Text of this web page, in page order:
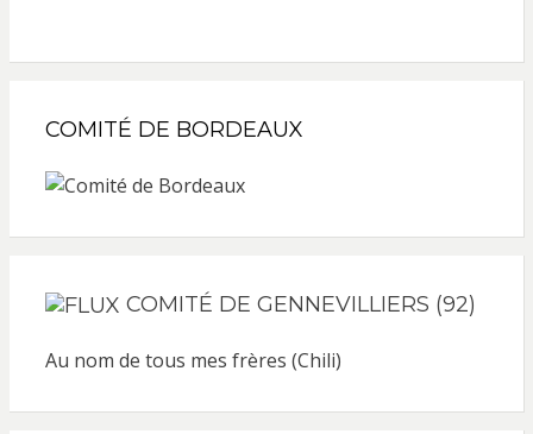
COMITÉ DE BORDEAUX
COMITÉ DE GENNEVILLIERS (92)
Au nom de tous mes frères (Chili)